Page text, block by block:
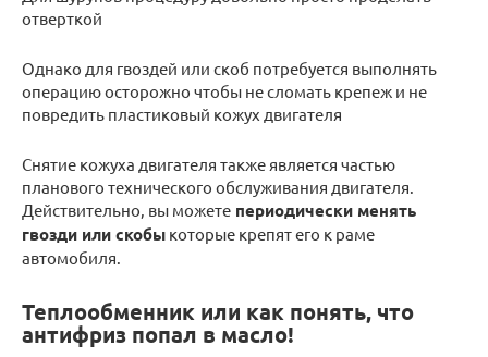
отверткой
Однако для гвоздей или скоб потребуется выполнять
операцию осторожно чтобы не сломать крепеж и не
повредить пластиковый кожух двигателя
Снятие кожуха двигателя также является частью
планового технического обслуживания двигателя.
Действительно, вы можете периодически менять
гвозди или скобы которые крепят его к раме
автомобиля.
Теплообменник или как понять, что
антифриз попал в масло!